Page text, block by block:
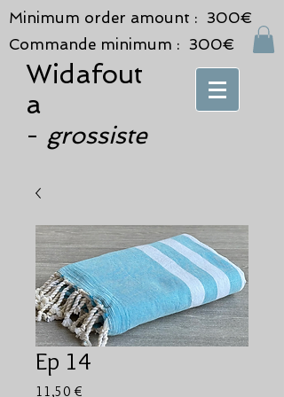
Minimum order amount : 300€
Commande minimum : 300€
Widafout
a
- grossiste
Ep 14
11,50 €